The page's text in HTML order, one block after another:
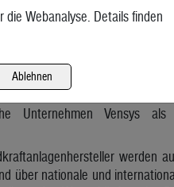
geliefert und einige
II verläuft planmäßig“,
wie geplant in Betrieb
Unternehmen Vensys
werden
über nationale und
Webanalyse. Details finden
Ablehnen